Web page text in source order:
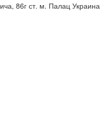
86гст. м. Палац Украина